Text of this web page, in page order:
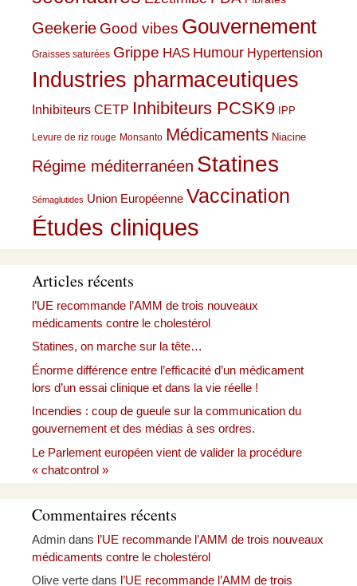
Geekerie Good vibes Gouvernement
Graisses saturées Grippe HAS Humour Hypertension
Industries pharmaceutiques
Inhibiteurs CETP Inhibiteurs PCSK9 IPP
Levure de riz rouge Monsanto Médicaments Niacine
Régime méditerranéen Statines
Sémaglutides Union Européenne Vaccination
Études cliniques
Articles récents
l’UE recommande l’AMM de trois nouveaux
médicaments contre le cholestérol
Statines, on marche sur la tête…
Énorme différence entre l’efficacité d’un médicament
lors d’un essai clinique et dans la vie réelle !
Incendies : coup de gueule sur la communication du
gouvernement et des médias à ses ordres.
Le Parlement européen vient de valider la procédure
« chatcontrol »
Commentaires récents
Admin dans l’UE recommande l’AMM de trois nouveaux
médicaments contre le cholestérol
Olive verte dans l’UE recommande l’AMM de trois